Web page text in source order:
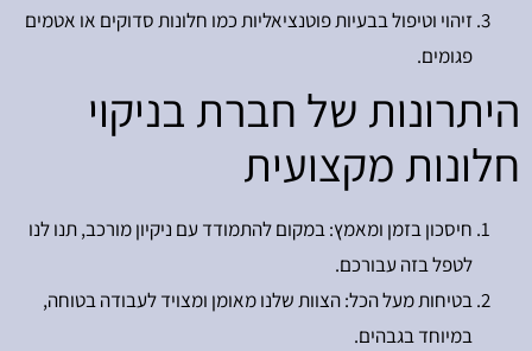
זיהוי וטיפול בבעיות פוטנציאליות כמו חלונות סדוקים או אטמים
פגומים.
היתרונות של חברת בניקוי
חלונות מקצועית
חיסכון בזמן ומאמץ: במקום להתמודד עם ניקיון מורכב, תנו לנו
לטפל בזה עבורכם.
בטיחות מעל הכל: הצוות שלנו מאומן ומצויד לעבודה בטוחה,
במיוחד בגבהים.